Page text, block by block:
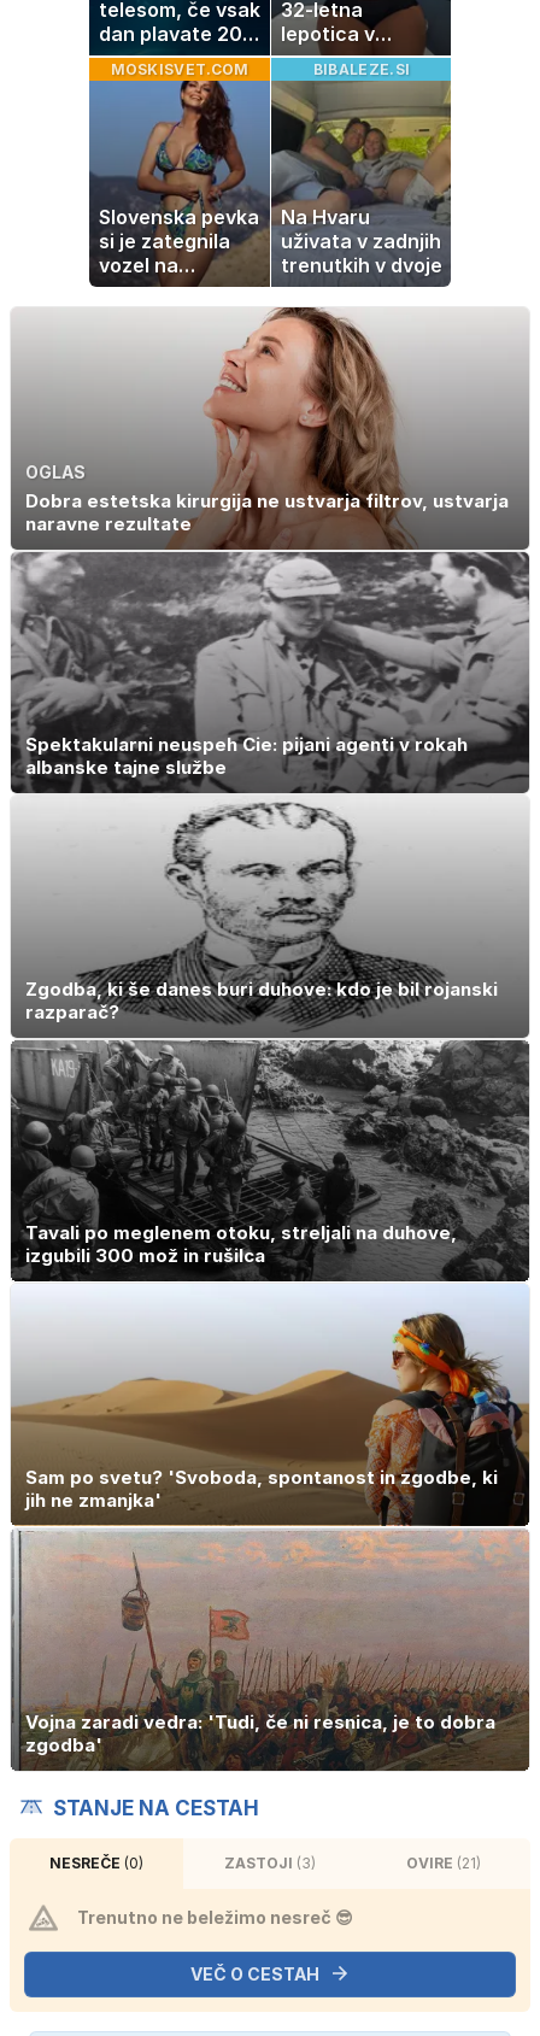
telesom, če vsak
dan plavate 20
minut? Učinki, ki
jih morda ne
pričakujete
32-letna
lepotica v
zadnjih
trenutkih pred
velikim dnem
MOSKISVET.COM
Slovenska pevka
si je zategnila
vozel na
kopalkah in
dvignila
BIBALEZE.SI
Na Hvaru
uživata v zadnjih
trenutkih v dvoje
OGLAS
Dobra estetska kirurgija ne ustvarja filtrov, ustvarja
naravne rezultate
Spektakularni neuspeh Cie: pijani agenti v rokah
albanske tajne službe
Zgodba, ki še danes buri duhove: kdo je bil rojanski
razparač?
Tavali po meglenem otoku, streljali na duhove,
izgubili 300 mož in rušilca
Sam po svetu? 'Svoboda, spontanost in zgodbe, ki
jih ne zmanjka'
Vojna zaradi vedra: 'Tudi, če ni resnica, je to dobra
zgodba'
STANJE NA CESTAH
NESREČE (0) ZASTOJI (3) OVIRE (21)
Trenutno ne beležimo nesreč 😎
VEČ O CESTAH